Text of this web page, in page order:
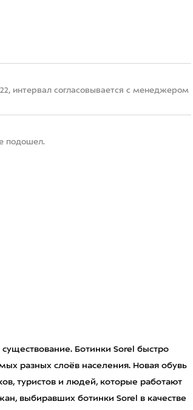
интервал согласовывается с менеджером
подошел.
существование. Ботинки Sorel быстро
разных слоёв населения. Новая обувь
туристов и людей, которые работают
выбиравших ботинки Sorel в качестве